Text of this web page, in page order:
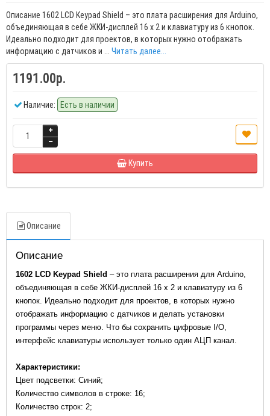
Описание 1602 LCD Keypad Shield – это плата расширения для Arduino,
объединяющая в себе ЖКИ-дисплей 16 х 2 и клавиатуру из 6 кнопок.
Идеально подходит для проектов, в которых нужно отображать
информацию с датчиков и ... Читать далее...
1191.00р.
Наличие: Есть в наличии
Купить
Описание
Описание
1602 LCD Keypad Shield – это плата расширения для Arduino,
объединяющая в себе ЖКИ-дисплей 16 х 2 и клавиатуру из 6
кнопок. Идеально подходит для проектов, в которых нужно
отображать информацию с датчиков и делать установки
программы через меню. Что бы сохранить цифровые I/O,
интерфейс клавиатуры использует только один АЦП канал.
Характеристики:
Цвет подсветки: Синий;
Количество символов в строке: 16;
Количество строк: 2;